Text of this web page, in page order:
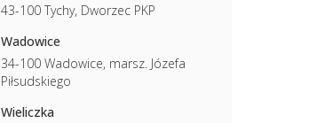
43-100 Tychy, Dworzec PKP
Wadowice
34-100 Wadowice, marsz. Józefa
Piłsudskiego
Wieliczka